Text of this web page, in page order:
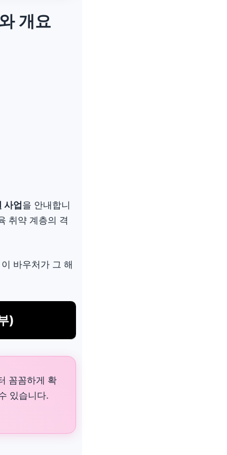
개요
사업 을 안내합니
취약 계층의 격
바우처가 그 해
)
꼼꼼하게 확
있습니다.